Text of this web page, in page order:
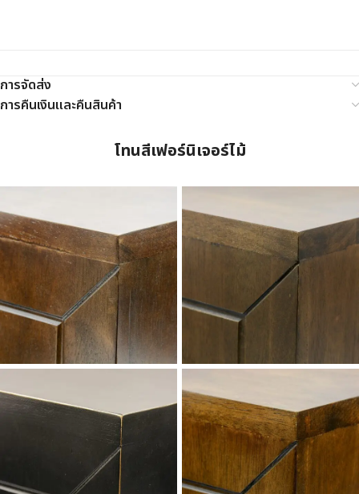
การจัดส่ง
การคืนเงินและคืนสินค้า
โทนสีเฟอร์นิเจอร์ไม้